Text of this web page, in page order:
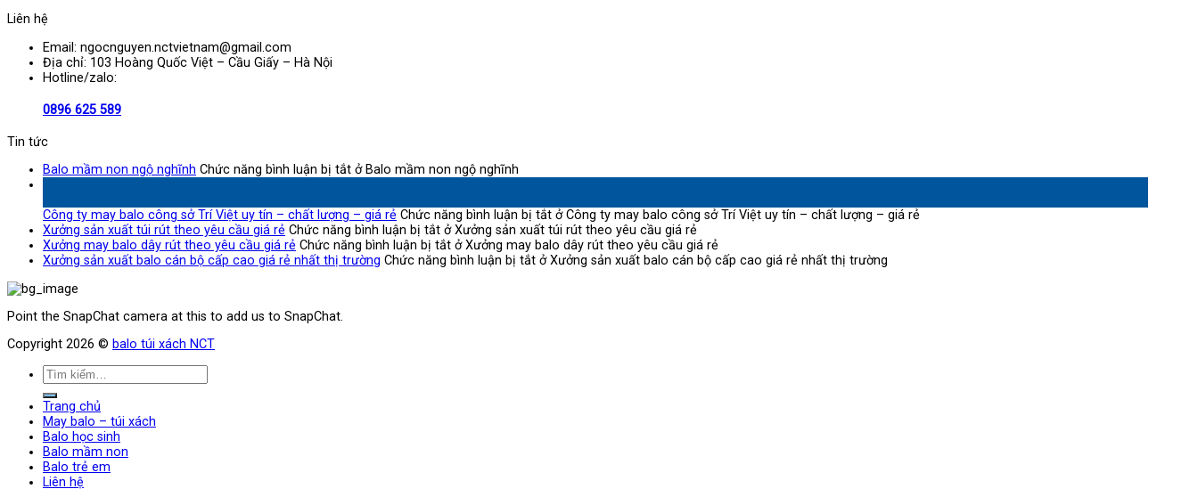
Liên hệ
Email: ngocnguyen.nctvietnam@gmail.com
Địa chỉ: 103 Hoàng Quốc Việt – Cầu Giấy – Hà Nội
Hotline/zalo:
0896 625 589
Tin tức
Balo mầm non ngộ nghĩnh Chức năng bình luận bị tắt ở Balo mầm non ngộ nghĩnh
Công ty may balo công sở Trí Việt uy tín – chất lượng – giá rẻ Chức năng bình luận bị tắt ở Công ty may balo công sở Trí Việt uy tín – chất lượng – giá rẻ
Xưởng sản xuất túi rút theo yêu cầu giá rẻ Chức năng bình luận bị tắt ở Xưởng sản xuất túi rút theo yêu cầu giá rẻ
Xưởng may balo dây rút theo yêu cầu giá rẻ Chức năng bình luận bị tắt ở Xưởng may balo dây rút theo yêu cầu giá rẻ
Xưởng sản xuất balo cán bộ cấp cao giá rẻ nhất thị trường Chức năng bình luận bị tắt ở Xưởng sản xuất balo cán bộ cấp cao giá rẻ nhất thị trường
Point the SnapChat camera at this to add us to SnapChat.
Copyright 2026 © balo túi xách NCT
Trang chủ
May balo – túi xách
Balo học sinh
Balo mầm non
Balo trẻ em
Liên hệ